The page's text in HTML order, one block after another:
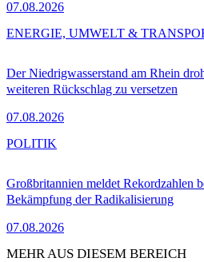
07.08.2026
Der Niedrigwasserstand am Rhein
weiteren Rückschlag zu versetzen
07.08.2026
ENERGIE, UMWELT &
Großbritannien meldet Rekordzahlen
Bekämpfung der Radikalisierung
07.08.2026
POLITIK
MEHR AUS DIESEM BEREICH